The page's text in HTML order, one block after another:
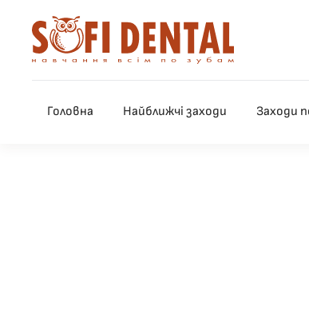
Skip to main content
Головна Найближчі заходи Заходи